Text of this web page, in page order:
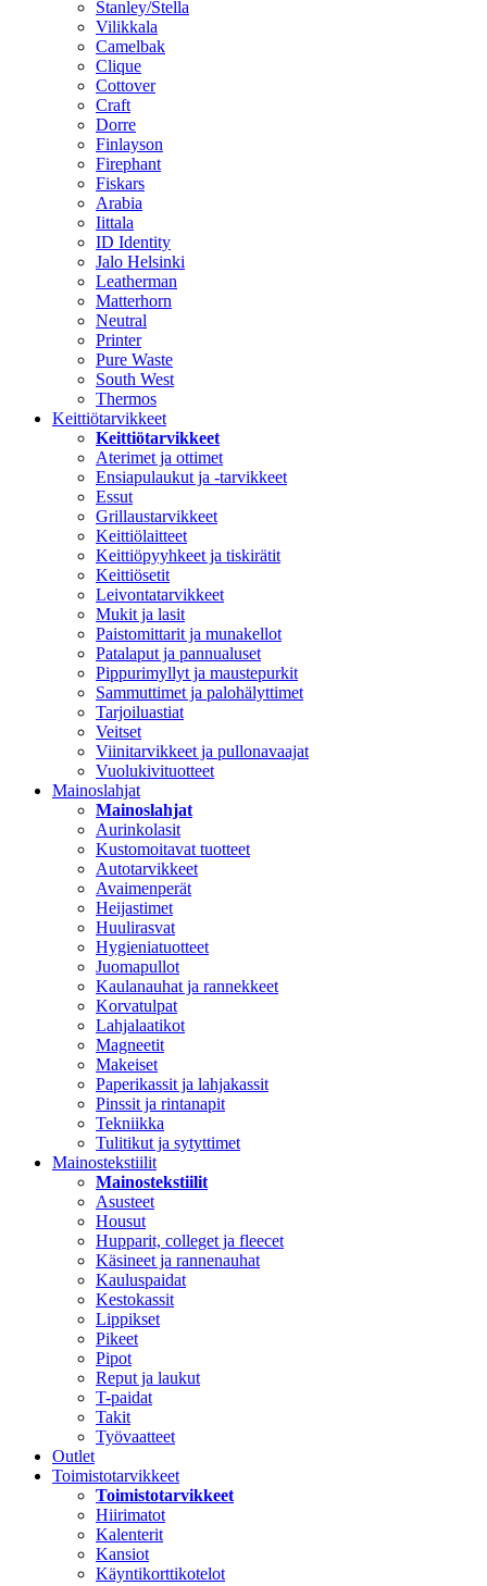
Stanley/Stella
Vilikkala
Camelbak
Clique
Cottover
Craft
Dorre
Finlayson
Firephant
Fiskars
Arabia
Iittala
ID Identity
Jalo Helsinki
Leatherman
Matterhorn
Neutral
Printer
Pure Waste
South West
Thermos
Keittiötarvikkeet
Keittiötarvikkeet
Aterimet ja ottimet
Ensiapulaukut ja -tarvikkeet
Essut
Grillaustarvikkeet
Keittiölaitteet
Keittiöpyyhkeet ja tiskirätit
Keittiösetit
Leivontatarvikkeet
Mukit ja lasit
Paistomittarit ja munakellot
Patalaput ja pannualuset
Pippurimyllyt ja maustepurkit
Sammuttimet ja palohälyttimet
Tarjoiluastiat
Veitset
Viinitarvikkeet ja pullonavaajat
Vuolukivituotteet
Mainoslahjat
Mainoslahjat
Aurinkolasit
Kustomoitavat tuotteet
Autotarvikkeet
Avaimenperät
Heijastimet
Huulirasvat
Hygieniatuotteet
Juomapullot
Kaulanauhat ja rannekkeet
Korvatulpat
Lahjalaatikot
Magneetit
Makeiset
Paperikassit ja lahjakassit
Pinssit ja rintanapit
Tekniikka
Tulitikut ja sytyttimet
Mainostekstiilit
Mainostekstiilit
Asusteet
Housut
Hupparit, colleget ja fleecet
Käsineet ja rannenauhat
Kauluspaidat
Kestokassit
Lippikset
Pikeet
Pipot
Reput ja laukut
T-paidat
Takit
Työvaatteet
Outlet
Toimistotarvikkeet
Toimistotarvikkeet
Hiirimatot
Kalenterit
Kansiot
Käyntikorttikotelot